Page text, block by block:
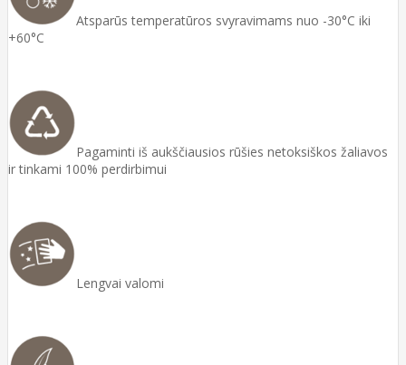
Atsparūs temperatūros svyravimams nuo -30°C iki
+60°C
Pagaminti iš aukščiausios rūšies netoksiškos žaliavos
ir tinkami 100% perdirbimui
Lengvai valomi